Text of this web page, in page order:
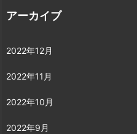
アーカイブ
2022年12月
2022年11月
2022年10月
2022年9月